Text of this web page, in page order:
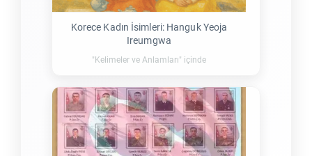
Korece Kadın İsimleri: Hanguk Yeoja
Ireumgwa
"Kelimeler ve Anlamları" içinde